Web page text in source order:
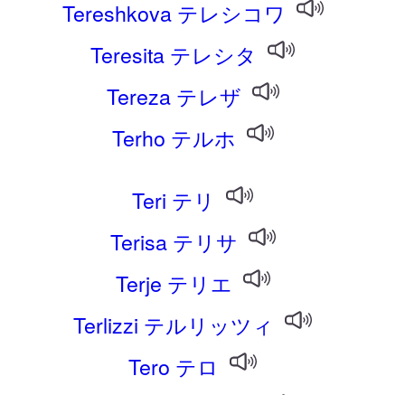
Tereshkova テレシコワ
Teresita テレシタ
Tereza テレザ
Terho テルホ
Teri テリ
Terisa テリサ
Terje テリエ
Terlizzi テルリッツィ
Tero テロ